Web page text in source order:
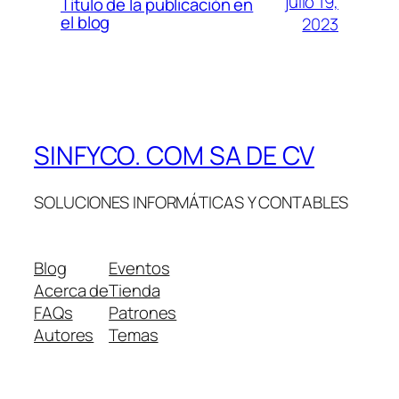
el blog
2023
SINFYCO. COM SA DE CV
SOLUCIONES INFORMÁTICAS Y CONTABLES
Blog
Acerca de
FAQs
Autores
Eventos
Tienda
Patrones
Temas